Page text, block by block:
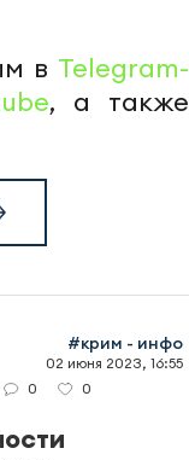
в Telegram-
, а также
#крим - инфо
02 июня 2023, 16:55
0 0